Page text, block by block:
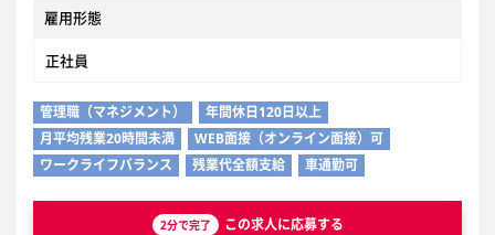
雇用形態
正社員
管理職（マネジメント）
年間休日120日以上
月平均残業20時間未満
WEB面接（オンライン面接）可
ワークライフバランス
残業代全額支給 車通勤可
2分で完了 この求人に応募する